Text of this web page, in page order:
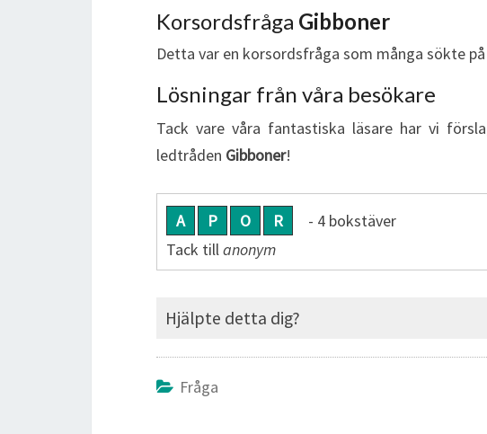
Korsordsfråga Gibboner
Detta var en korsordsfråga som många sökte på
Lösningar från våra besökare
Tack vare våra fantastiska läsare har vi
ledtråden Gibboner!
A P O R
- 4 bokstäver
Tack tillanonym
Hjälpte detta dig?
Fråga